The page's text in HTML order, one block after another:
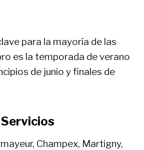
para la mayoría de las
es la temporada de verano
de junio y finales de
Champex, Martigny,